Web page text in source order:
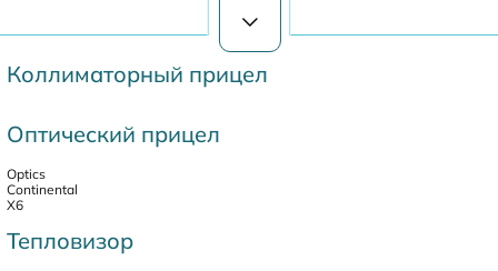
Коллиматорный прицел
Оптический прицел
Optics
Continental
X6
Тепловизор